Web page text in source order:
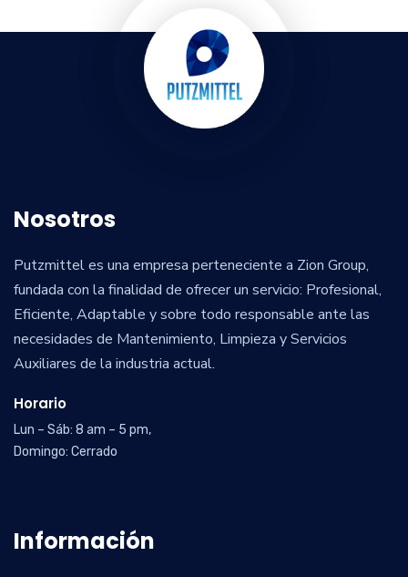
Nosotros
Putzmittel es una empresa perteneciente a Zion Group,
fundada con la finalidad de ofrecer un servicio: Profesional,
Eficiente, Adaptable y sobre todo responsable ante las
necesidades de Mantenimiento, Limpieza y Servicios
Auxiliares de la industria actual.
Horario
Lun – Sáb: 8 am – 5 pm,
Domingo: Cerrado
Información